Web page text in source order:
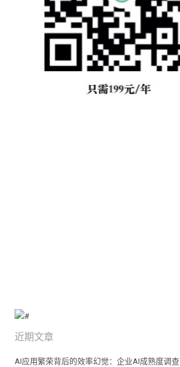
近期文章
AI应用繁荣背后的效率幻觉：企业AI成熟度调查